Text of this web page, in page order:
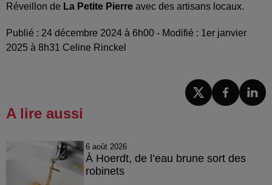
Réveillon de La Petite Pierre avec des artisans locaux.
Publié : 24 décembre 2024 à 6h00 - Modifié : 1er janvier
2025 à 8h31 Celine Rinckel
A lire aussi
6 août 2026
À Hoerdt, de l’eau brune sort des
robinets